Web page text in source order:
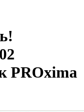
PROxima